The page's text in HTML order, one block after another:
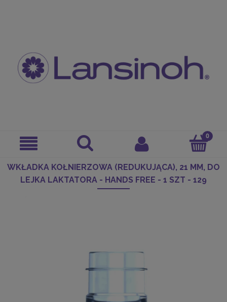
WKŁADKA KOŁNIERZOWA (REDUKUJĄCA), 21 MM, DO
LEJKA LAKTATORA - HANDS FREE - 1 SZT - 129